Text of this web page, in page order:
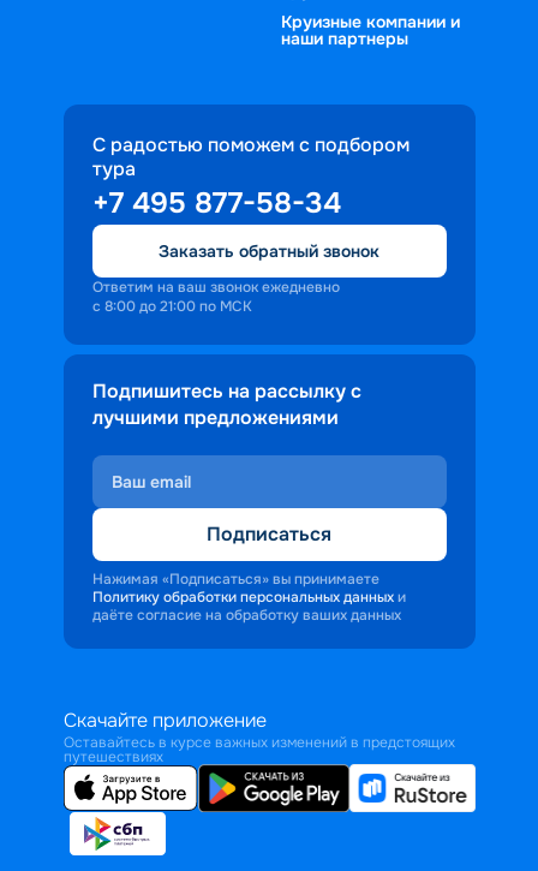
Круизные компании и
наши партнеры
С радостью поможем с подбором
тура
+7 495 877-58-34
Заказать обратный звонок
Ответим на ваш звонок ежедневно
с 8:00 до 21:00 по МСК
Подпишитесь на рассылку с
лучшими предложениями
Подписаться
Нажимая «Подписаться» вы принимаете
Политику обработки персональных данных и
даёте согласие на обработку ваших данных
Скачайте приложение
Оставайтесь в курсе важных изменений в предстоящих
путешествиях